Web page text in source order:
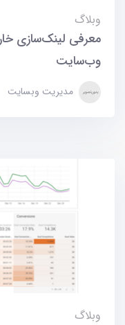
وبلاگ
معرفی لینک‌سازی
وب‌سایت
مدیریت وبسایت
وبلاگ